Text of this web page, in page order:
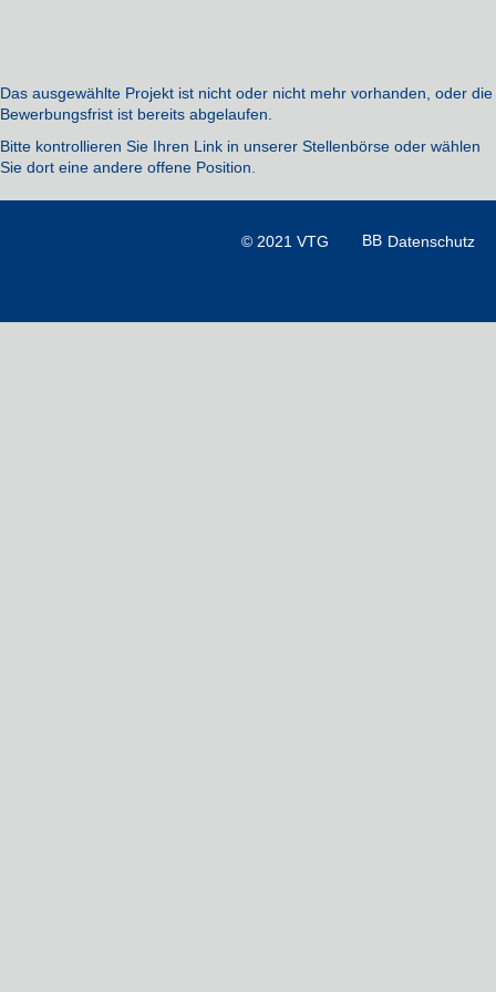
Das ausgewählte Projekt ist nicht oder nicht mehr vorhanden, oder die
Bewerbungsfrist ist bereits abgelaufen.
Bitte kontrollieren Sie Ihren Link in unserer Stellenbörse oder wählen
Sie dort eine andere offene Position.
© 2021 VTG Datenschutz